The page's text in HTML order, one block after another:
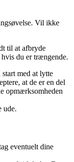
Vil ikke
til at afbryde
du er trængende.
med at lytte
at de er en del
opmærksomheden
ude.
eventuelt dine